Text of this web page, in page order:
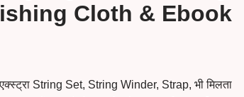
Cloth & Ebook
String Set, String Winder, Strap, भी मिलता